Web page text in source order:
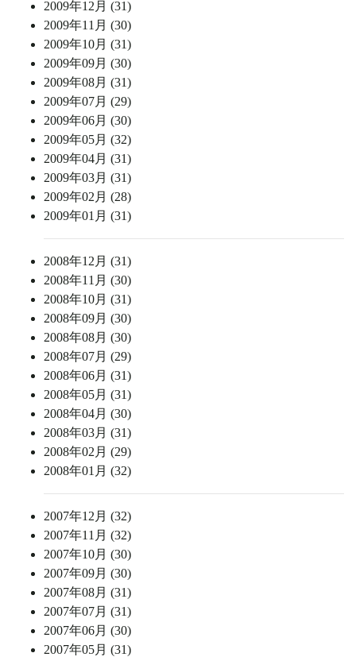
2009年12月 (31)
2009年11月 (30)
2009年10月 (31)
2009年09月 (30)
2009年08月 (31)
2009年07月 (29)
2009年06月 (30)
2009年05月 (32)
2009年04月 (31)
2009年03月 (31)
2009年02月 (28)
2009年01月 (31)
2008年12月 (31)
2008年11月 (30)
2008年10月 (31)
2008年09月 (30)
2008年08月 (30)
2008年07月 (29)
2008年06月 (31)
2008年05月 (31)
2008年04月 (30)
2008年03月 (31)
2008年02月 (29)
2008年01月 (32)
2007年12月 (32)
2007年11月 (32)
2007年10月 (30)
2007年09月 (30)
2007年08月 (31)
2007年07月 (31)
2007年06月 (30)
2007年05月 (31)